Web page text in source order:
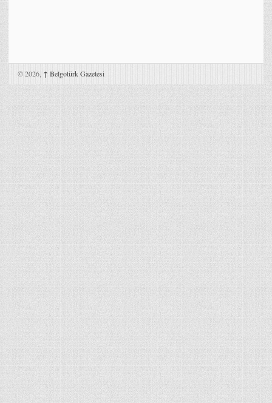
© 2026, ↑ Belgotürk Gazetesi